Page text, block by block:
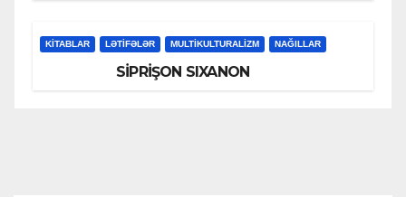
KİTABLAR LƏTIFƏLƏR MULTIKULTURALIZM NAĞILLAR
SİPRİŞON SIXANON